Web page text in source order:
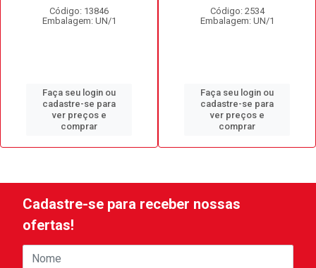
Código: 13846
Embalagem: UN/1
Faça seu login ou
cadastre-se para
ver preços e
comprar
Código: 2534
Embalagem: UN/1
Faça seu login ou
cadastre-se para
ver preços e
comprar
Cadastre-se para receber nossas
ofertas!